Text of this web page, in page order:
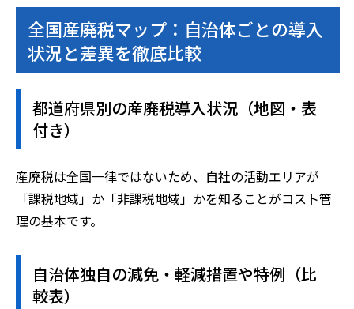
全国産廃税マップ：自治体ごとの導入
状況と差異を徹底比較
都道府県別の産廃税導入状況（地図・表
付き）
産廃税は全国一律ではないため、自社の活動エリアが
「課税地域」か「非課税地域」かを知ることがコスト管
理の基本です。
自治体独自の減免・軽減措置や特例（比
較表）